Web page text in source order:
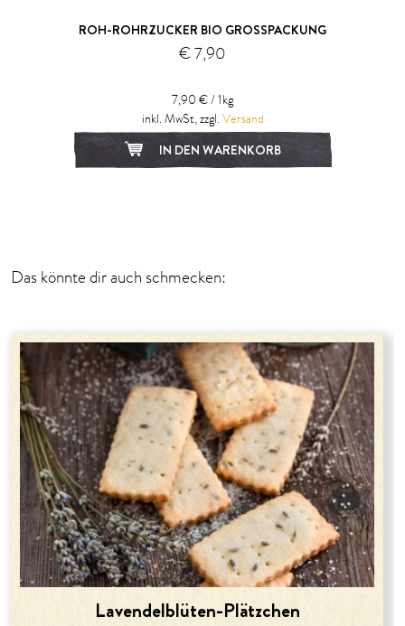
ROH-ROHRZUCKER BIO GROSSPACKUNG
€ 7,90
7,90 € / 1kg
inkl. MwSt, zzgl. Versand
IN DEN WARENKORB
Das könnte dir auch schmecken:
Lavendelblüten-Plätzchen